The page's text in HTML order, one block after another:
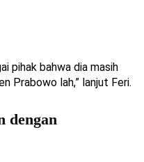
pihak bahwa dia masih
Prabowo lah,” lanjut Feri.
dengan